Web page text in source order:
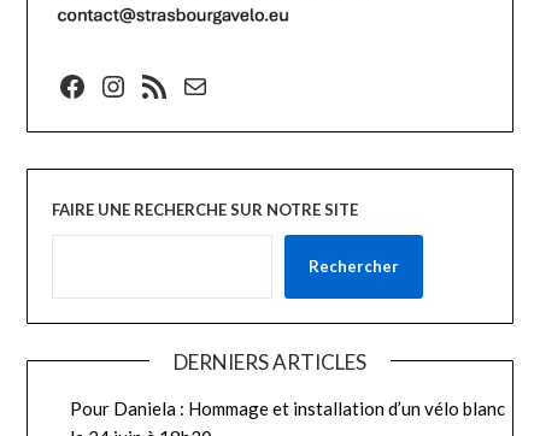
Facebook
Instagram
Flux RSSE-mail
FAIRE UNE RECHERCHE SUR NOTRE SITE
Rechercher
DERNIERS ARTICLES
Pour Daniela : Hommage et installation d’un vélo blanc